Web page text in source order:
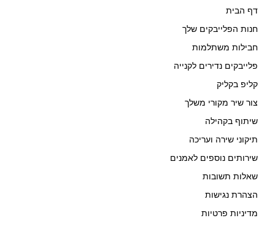
דף הבית
חנות הפלייבקים שלך
חבילות משתלמות
פלייבקים נדירים לקנייה
קליפ בקליק
צור שיר מקורי משלך
שיתוף בקהילה
תיקוני שירה ועריכה
שירותים נוספים לאמנים
שאלות תשובות
הצהרת נגישות
מדיניות פרטיות